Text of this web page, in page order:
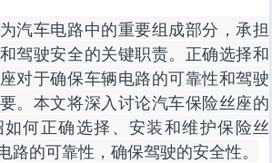
汽车电路中的重要组成部分，承担
驾驶安全的关键职责。正确选择和
对于确保车辆电路的可靠性和驾驶
。本文将深入讨论汽车保险丝座的
何正确选择、安装和维护保险丝
路的可靠性，确保驾驶的安全性。